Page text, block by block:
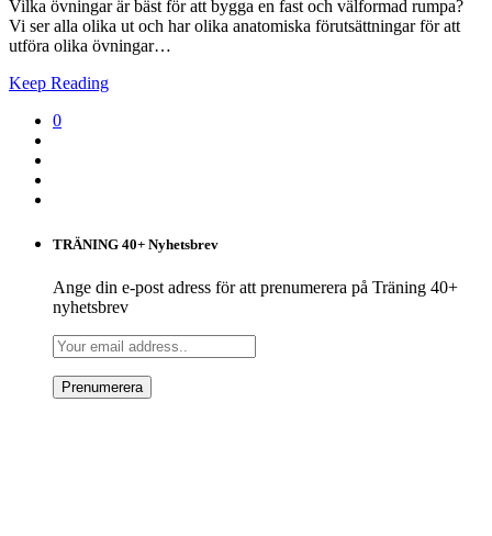
Vilka övningar är bäst för att bygga en fast och välformad rumpa?
Vi ser alla olika ut och har olika anatomiska förutsättningar för att
utföra olika övningar…
Keep Reading
0
TRÄNING 40+ Nyhetsbrev
Ange din e-post adress för att prenumerera på Träning 40+
nyhetsbrev